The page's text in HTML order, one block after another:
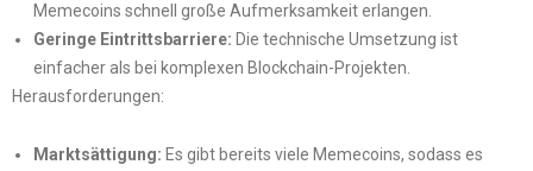
Memecoins schnell große Aufmerksamkeit erlangen.
Geringe Eintrittsbarriere: Die technische Umsetzung ist
einfacher als bei komplexen Blockchain-Projekten.
Herausforderungen:
Marktsättigung: Es gibt bereits viele Memecoins, sodass es